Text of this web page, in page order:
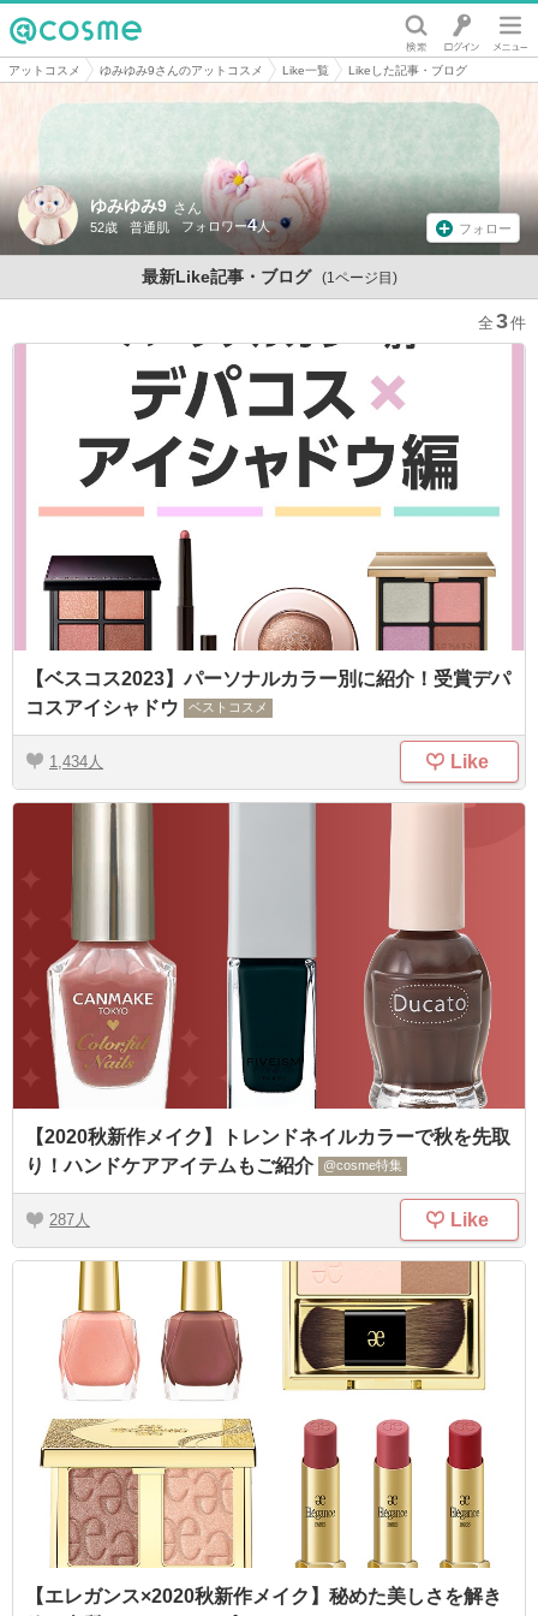
@cosme
アットコスメ ゆみゆみ9さんのアットコスメ Like一覧 Likeした記事・ブログ
ゆみゆみ9 さん
52歳 普通肌 4 フォロー
最新Like記事・ブログ (1ページ目)
3
【ベスコス2023】パーソナルカラー別に紹介！受賞デパ
コスアイシャドウ
ベストコスメ
1,434 Like
【2020秋新作メイク】トレンドネイルカラーで秋を先取
り！ハンドケアアイテムもご紹介
@cosme特集
287 Like
【エレガンス×2020秋新作メイク】秘めた美しさを解き